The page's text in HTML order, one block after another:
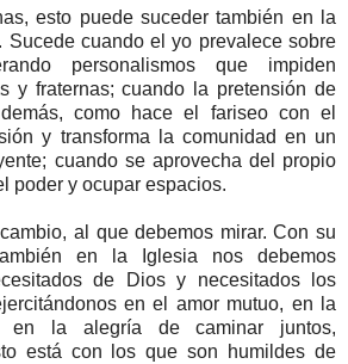
esto puede suceder también en la
Sucede cuando el yo prevalece sobre
personalismos que impiden
y fraternas; cuando la pretensión de
como hace el fariseo con el
y transforma la comunidad en un
cuando se aprovecha del propio
poder y ocupar espacios.
al que debemos mirar. Con su
en la Iglesia nos debemos
de Dios y necesitados los
en el amor mutuo, en la
en la alegría de caminar juntos,
está con los que son humildes de